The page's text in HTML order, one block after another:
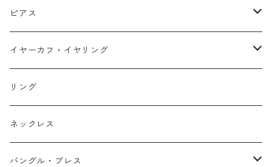
ネックレス
イヤーカフ
イヤリング
ピアス
ネックレス
リング
ブレス
オブジェ
ピアス
スタッド・一粒
フック・ぶら下がり
フープ
イヤーカフ・イヤリング
原石イヤーカフ
植物イヤーカフ
ぶら下がりイヤーカフ
リング
ネックレス
バングル・ブレス